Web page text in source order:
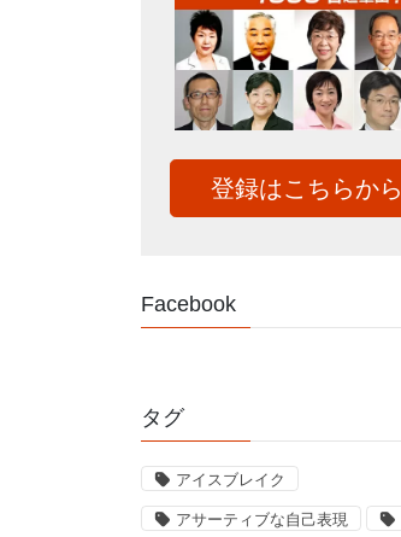
登録はこちらから
Facebook
タグ
アイスブレイク
アサーティブな自己表現